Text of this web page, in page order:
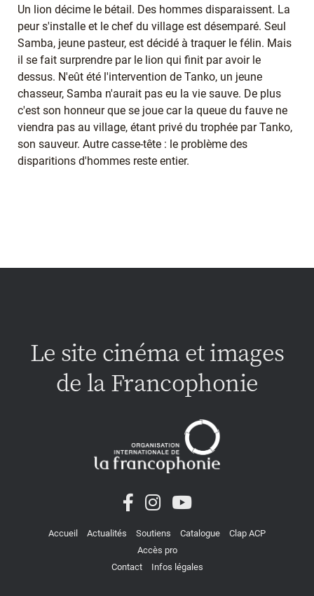
Un lion décime le bétail. Des hommes disparaissent. La
peur s'installe et le chef du village est désemparé. Seul
Samba, jeune pasteur, est décidé à traquer le félin. Mais
il se fait surprendre par le lion qui finit par avoir le
dessus. N'eût été l'intervention de Tanko, un jeune
chasseur, Samba n'aurait pas eu la vie sauve. De plus
c'est son honneur que se joue car la queue du fauve ne
viendra pas au village, étant privé du trophée par Tanko,
son sauveur. Autre casse-tête : le problème des
disparitions d'hommes reste entier.
Le site cinéma et images
de la Francophonie
Accueil Actualités Soutiens Catalogue
Clap ACP
Accès pro
Contact
Infos légales